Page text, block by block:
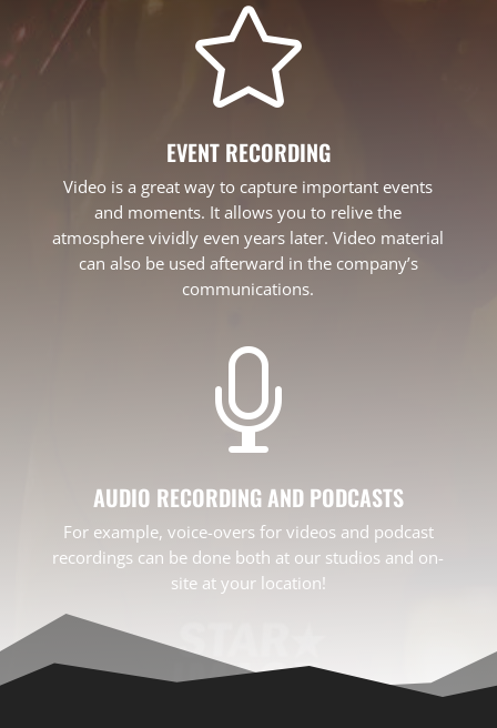

EVENT RECORDING
Video is a great way to capture important events
and moments. It allows you to relive the
atmosphere vividly even years later. Video material
can also be used afterward in the company’s
communications.

AUDIO RECORDING AND PODCASTS
For example, voice-overs for videos and podcast
recordings can be done both at our studios and on-
site at your location!